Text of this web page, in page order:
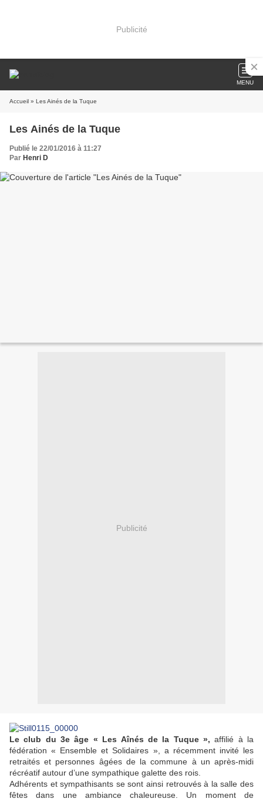
Publicité
MENU
Accueil » Les Ainés de la Tuque
Les Ainés de la Tuque
Publié le 22/01/2016 à 11:27
Par Henri D
Publicité
Le club du 3e âge « Les Aînés de la Tuque », affilié à la
fédération « Ensemble et Solidaires », a récemment invité les
retraités et personnes âgées de la commune à un après-midi
récréatif autour d’une sympathique galette des rois.
Adhérents et sympathisants se sont ainsi retrouvés à la salle des
fêtes dans une ambiance chaleureuse. Un moment de